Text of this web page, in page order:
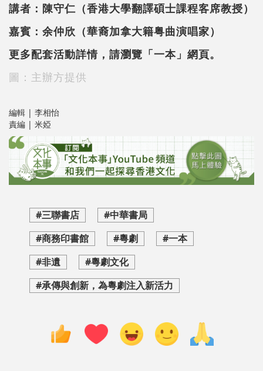
講者：陳守仁（香港大學翻譯碩士課程客席教授）
嘉賓：余仲欣（華裔加拿大籍粤曲演唱家）
更多配套活動詳情，請瀏覽 「一本」網頁。
圖：主辦方提供
編輯 | 李相怡
責編 | 米婭
#三聯書店
#中華書局
#商務印書館
#粵劇
#一本
#非遺
#粵劇文化
#承傳與創新，為粵劇注入新活力